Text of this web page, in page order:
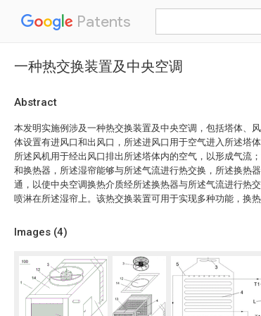
Patents
一种热交换装置及中央空调
Abstract
本发明实施例涉及一种热交换装置及中央空调，包括塔体、
体设置有进风口和出风口，所述进风口用于空气进入所述塔
所述风机用于经出风口排出所述塔体内的空气，以形成气流
和换热器，所述湿帘能够与所述气流进行热交换，所述换热
通，以使中央空调换热介质经所述换热器与所述气流进行热
喷淋在所述湿帘上。该热交换装置可用于实现多种功能，换热
Images (4)